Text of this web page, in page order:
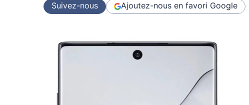
Suivez-nous Ajoutez-nous en favori Google